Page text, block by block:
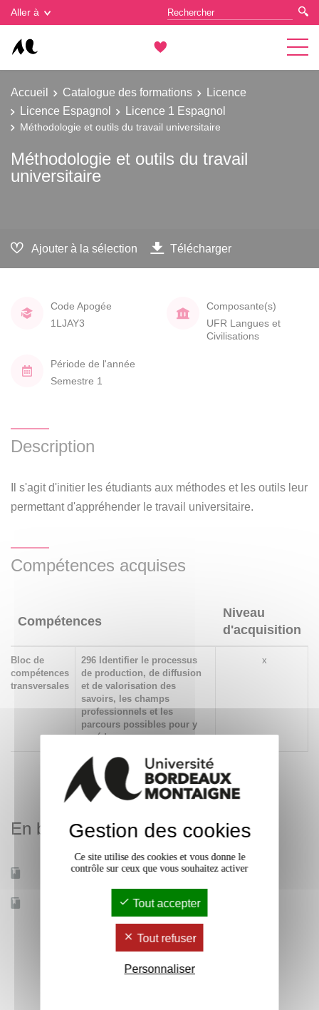
Aller à
Accueil Catalogue des formations
Licence
Licence Espagnol
Licence 1 Espagnol
Méthodologie et outils du travail universitaire
Méthodologie et outils du travail
universitaire
Ajouter à la sélection Télécharger
Code Apogée
1LJAY3
Composante(s)
UFR Langues et
Civilisations
Période de l'année
Semestre 1
Description
Il s'agit d'initier les étudiants aux méthodes et les outils leur
permettant d'appréhender le travail universitaire.
Compétences acquises
Compétences
Niveau
d'acquisition
Bloc de
compétences
transversales
296 Identifier le processus
de production, de diffusion
et de valorisation des
savoirs, les champs
professionnels et les
parcours possibles pour y
accéder
x
En bref
Mobilité d'études Oui
Accessible à distance Non
Gestion des cookies
Gestion des cookies
Ce site utilise des cookies et vous donne le
contrôle sur ceux que vous souhaitez activer
Tout accepter
Tout refuser
Personnaliser